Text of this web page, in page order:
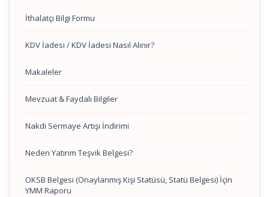
İthalatçı Bilgi Formu
KDV İadesi / KDV İadesi Nasıl Alınır?
Makaleler
Mevzuat & Faydalı Bilgiler
Nakdi Sermaye Artışı İndirimi
Neden Yatırım Teşvik Belgesi?
OKSB Belgesi (Onaylanmış Kişi Statüsü, Statü Belgesi) İçin
YMM Raporu